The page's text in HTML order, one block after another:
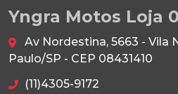
Yngra Motos Loja
Av Nordestina, 5663 - Vila
Paulo/SP - CEP 08431410
(11)4305-9172